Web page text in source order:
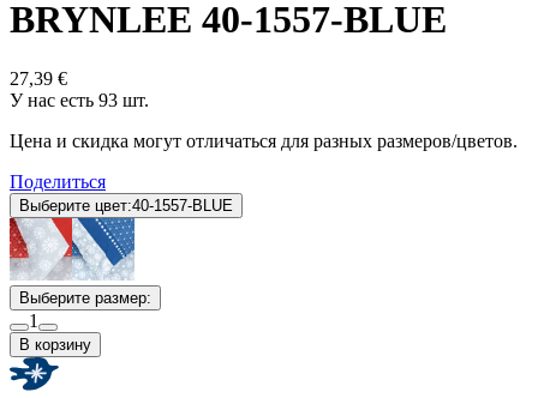
BRYNLEE 40-1557-BLUE
27,39 €
У нас есть 93 шт.
Цена и скидка могут отличаться для разных размеров/цветов.
Поделиться
Выберите цвет:40-1557-BLUE
Выберите размер:
1
В корзину